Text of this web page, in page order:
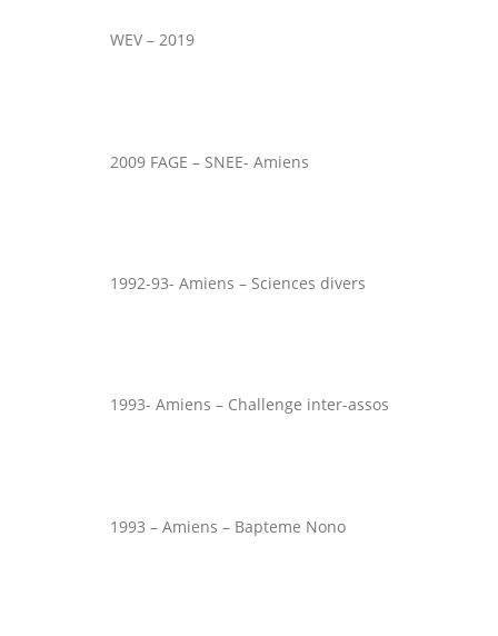
WEV – 2019
2009 FAGE – SNEE- Amiens
1992-93- Amiens – Sciences divers
1993- Amiens – Challenge inter-assos
1993 – Amiens – Bapteme Nono